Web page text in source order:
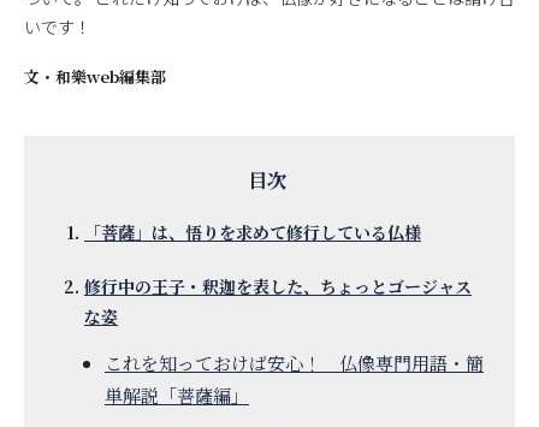
いです！
文・ 和樂web編集部
「菩薩」は、悟りを求めて修行している仏様
修行中の王子・釈迦を表した、ちょっとゴージャス
な姿
これを知っておけば安心！ 仏像専門用語・簡
単解説「菩薩編」